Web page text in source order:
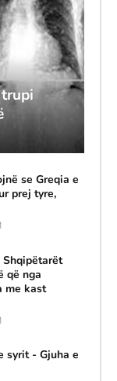
se Greqia e
prej tyre,
që nga
me kast
syrit - Gjuha e